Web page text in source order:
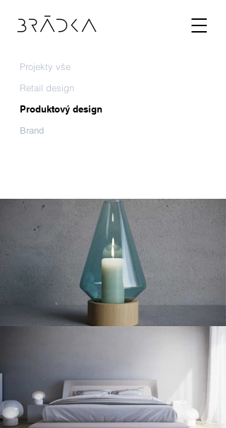
Projekty vše
Retail design
Produktový design
Brand